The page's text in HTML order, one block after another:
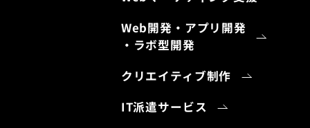
Web開発・アプリ開発
・ラボ型開発
クリエイティブ制作
IT派遣サービス